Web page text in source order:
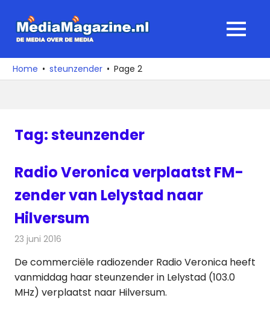
naar
media
over
MENU
Home steunzender Page 2
Tag:steunzender
Radio Veronica verplaatst FM-
zender van Lelystad naar
Hilversum
23 juni 2016
De commerciële radiozender Radio Veronica heeft
vanmiddag haar steunzender in Lelystad (103.0
MHz) verplaatst naar Hilversum.